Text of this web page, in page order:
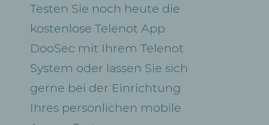
Testen Sie noch heute die
kostenlose Telenot App
DooSec mit Ihrem Telenot
System oder lassen Sie sich
gerne bei der Einrichtung
Ihres persönlichen mobile